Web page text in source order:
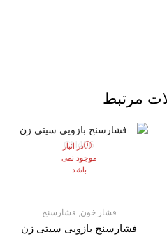
مرتبط
در انبار
موجود نمی
باشد
فشار خون فشارسنج
فشارسنج بازویی سیتی زن